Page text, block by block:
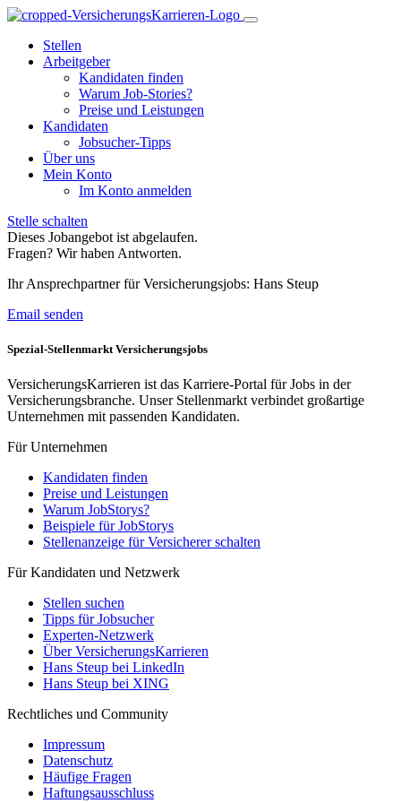
Stellen
Arbeitgeber
Kandidaten finden
Warum Job-Stories?
Preise und Leistungen
Kandidaten
Jobsucher-Tipps
Über uns
Mein Konto
Im Konto anmelden
Stelle schalten
Dieses Jobangebot ist abgelaufen.
Fragen? Wir haben Antworten.
Ihr Ansprechpartner für Versicherungsjobs: Hans Steup
Email senden
Spezial-Stellenmarkt Versicherungsjobs
VersicherungsKarrieren ist das Karriere-Portal für Jobs in der
Versicherungsbranche. Unser Stellenmarkt verbindet großartige
Unternehmen mit passenden Kandidaten.
Für Unternehmen
Kandidaten finden
Preise und Leistungen
Warum JobStorys?
Beispiele für JobStorys
Stellenanzeige für Versicherer schalten
Für Kandidaten und Netzwerk
Stellen suchen
Tipps für Jobsucher
Experten-Netzwerk
Über VersicherungsKarrieren
Hans Steup bei LinkedIn
Hans Steup bei XING
Rechtliches und Community
Impressum
Datenschutz
Häufige Fragen
Haftungsausschluss